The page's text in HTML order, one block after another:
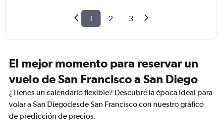
1 2 3
El mejor momento para reservar un
vuelo de San Francisco a San Diego
¿Tienes un calendario flexible? Descubre la época ideal para
volar a San Diegodesde San Francisco con nuestro gráfico
de predicción de precios.